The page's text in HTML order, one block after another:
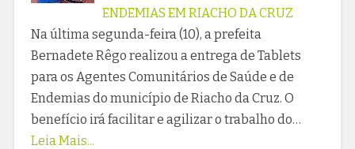
ENDEMIAS EM RIACHO DA CRUZ
Na última segunda-feira (10), a prefeita
Bernadete Rêgo realizou a entrega de Tablets
para os Agentes Comunitários de Saúde e de
Endemias do município de Riacho da Cruz. O
benefício irá facilitar e agilizar o trabalho do…
Leia Mais...